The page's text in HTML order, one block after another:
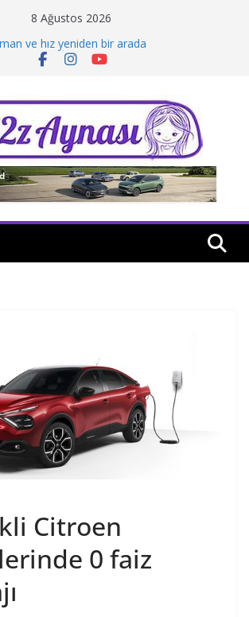
8 Ağustos 2026
ve hız yeniden bir arada
Next Bodrum’da açıldı
rotasında test sürüşü
Citroen
0 faiz